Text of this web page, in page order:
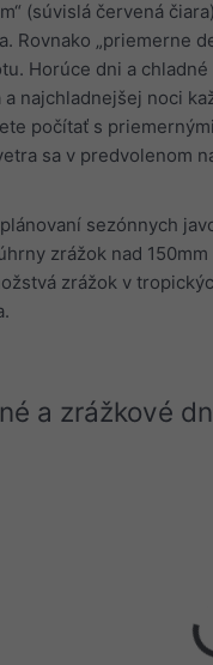
(súvislá červená
Rovnako „priemerne
Horúce dni a
najchladnejšej noci
počítať s
sa v predvolenom
sezónnych
zrážok nad
zrážok v
a zrážkové